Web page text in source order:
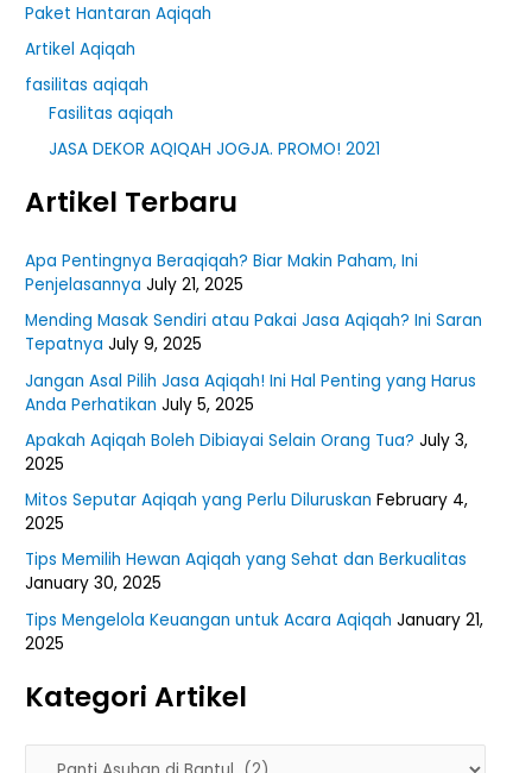
Paket Hantaran Aqiqah
Artikel Aqiqah
fasilitas aqiqah
Fasilitas aqiqah
JASA DEKOR AQIQAH JOGJA. PROMO! 2021
Artikel Terbaru
Apa Pentingnya Beraqiqah? Biar Makin Paham, Ini
Penjelasannya July 21, 2025
Mending Masak Sendiri atau Pakai Jasa Aqiqah? Ini Saran
Tepatnya July 9, 2025
Jangan Asal Pilih Jasa Aqiqah! Ini Hal Penting yang Harus
Anda Perhatikan July 5, 2025
Apakah Aqiqah Boleh Dibiayai Selain Orang Tua? July 3,
2025
Mitos Seputar Aqiqah yang Perlu Diluruskan February 4,
2025
Tips Memilih Hewan Aqiqah yang Sehat dan Berkualitas
January 30, 2025
Tips Mengelola Keuangan untuk Acara Aqiqah January 21,
2025
Kategori Artikel